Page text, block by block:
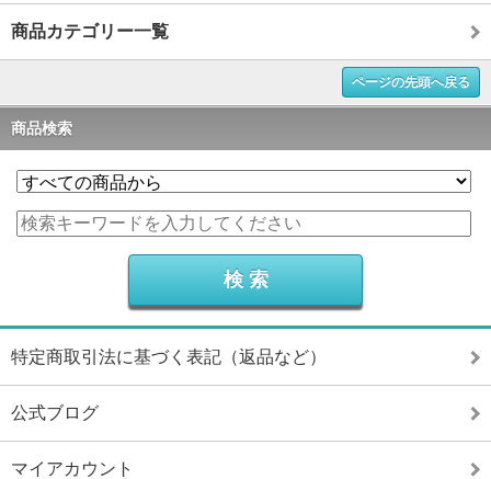
商品カテゴリー一覧
ページの先頭へ戻る
商品検索
特定商取引法に基づく表記（返品など）
公式ブログ
マイアカウント